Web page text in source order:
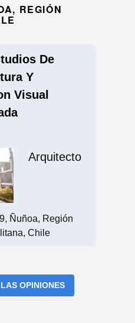
REGIÓN
De
Y
Visual
Arquitecto
Ñuñoa, Región
Chile
OPINIONES